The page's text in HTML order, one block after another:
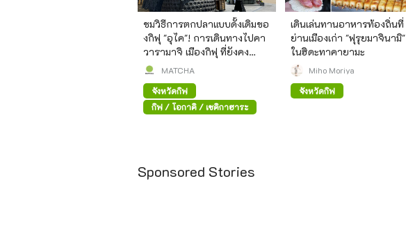
ชมวิธีการตกปลาแบบดั้งเดิมขอ
งกิฟุ "อุไค"! การเดินทางไปคา
วารามาจิ เมืองกิฟุ ที่ยังคง
สภาพเมืองเก่าไว้
MATCHA
จังหวัดกิฟุ
กิฟุ / โอกาคิ / เซคิกาฮาระ
เดินเล่นทานอาหารท้องถิ่นที่
ย่านเมืองเก่า "ฟุรุยมาจินามิ"
ในฮิดะทาคายามะ
Miho Moriya
จังหวัดกิฟุ
Sponsored Stories